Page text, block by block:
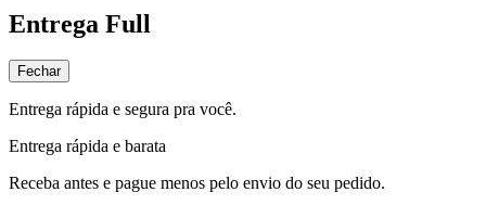
Entrega Full
Fechar
Entrega rápida e segura pra você.
Entrega rápida e barata
Receba antes e pague menos pelo envio do seu pedido.